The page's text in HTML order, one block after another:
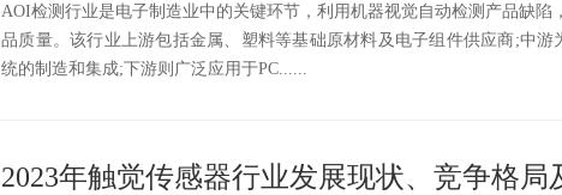
AOI检测行业是电子制造业中的关键环节，利用机器视觉自动检测产品缺陷
品质量。该行业上游包括金属、塑料等基础原材料及电子组件供应商;中游
统的制造和集成;下游则广泛应用于PC......
2023年触觉传感器行业发展现状、竞争格局